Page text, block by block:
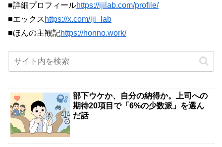
■詳細プロフィールhttps://ijilab.com/profile/
■エックス https://x.com/iji_lab
■ほんの主観記https://honno.work/
部下ウケか、自分の納得か。上司への
期待20項目で「6%の少数派」を選ん
だ話